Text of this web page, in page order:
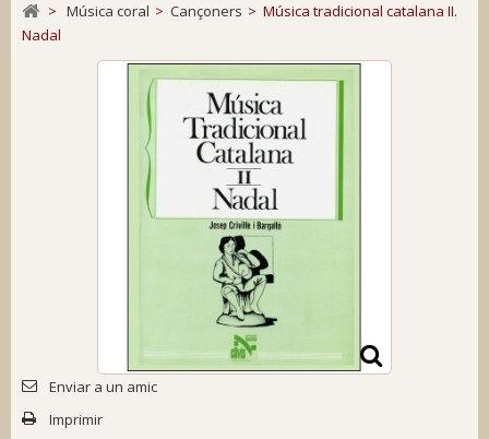
> Música coral > Cançoners > Música tradicional catalana II.
Nadal
Enviar a un amic
Imprimir